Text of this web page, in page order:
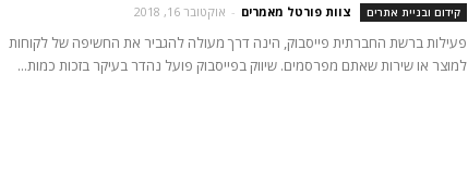
קידום ובניית אתרים צוות פורטל מאמרים - אוקטובר 16, 2018
פעילות ברשת החברתית פייסבוק, הינה דרך מעולה להגביר את החשיפה של לקוחות
למוצר או שירות שאתם מפרסמים. שיווק בפייסבוק פועל נהדר בעיקר בזכות כמות...